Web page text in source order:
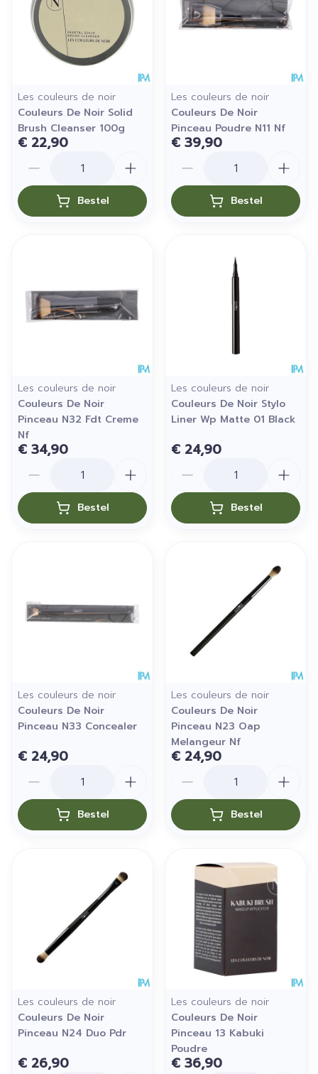
Les couleurs de noir
Couleurs De Noir Solid
Brush Cleanser 100g
€ 22,90
Bestel
Les couleurs de noir
Couleurs De Noir
Pinceau Poudre N11 Nf
€ 39,90
Bestel
Les couleurs de noir
Couleurs De Noir
Pinceau N32 Fdt Creme
Nf
€ 34,90
Bestel
Les couleurs de noir
Couleurs De Noir Stylo
Liner Wp Matte 01 Black
€ 24,90
Bestel
Les couleurs de noir
Couleurs De Noir
Pinceau N33 Concealer
€ 24,90
Bestel
Les couleurs de noir
Couleurs De Noir
Pinceau N23 Oap
Melangeur Nf
€ 24,90
Bestel
Les couleurs de noir
Couleurs De Noir
Pinceau N24 Duo Pdr
€ 26,90
Les couleurs de noir
Couleurs De Noir
Pinceau 13 Kabuki
Poudre
€ 36,90